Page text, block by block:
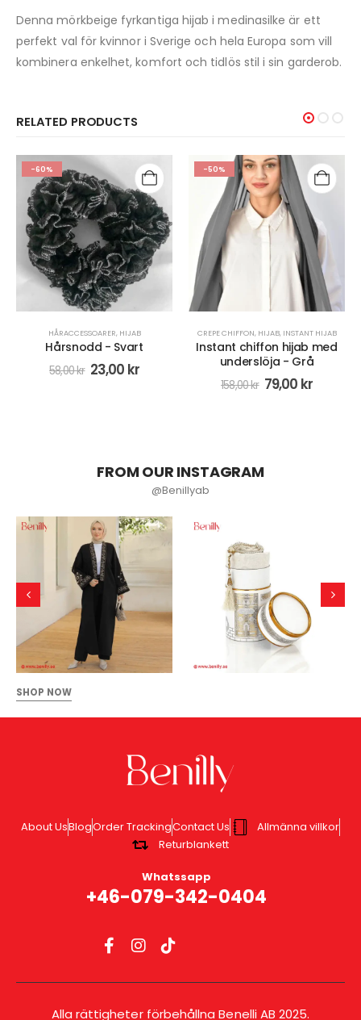
Denna mörkbeige fyrkantiga hijab i medinasilke är ett
perfekt val för kvinnor i Sverige och hela Europa som vill
kombinera enkelhet, komfort och tidlös stil i sin garderob.
RELATED PRODUCTS
-60%
HÅRACCESSOARER, HIJAB
Hårsnodd - Svart
58,00kr 23,00 kr
-50%
CREPE CHIFFON, HIJAB, INSTANT HIJAB
Instant chiffon hijab med
underslöja - Grå
158,00kr 79,00 kr
FROM OUR INSTAGRAM
@Benillyab
SHOP NOW
About UsBlogOrder TrackingContact Us
Allmänna villkor
Returblankett
Whatssapp
+46-079-342-0404
Alla rättigheter förbehållna Benelli AB 2025.